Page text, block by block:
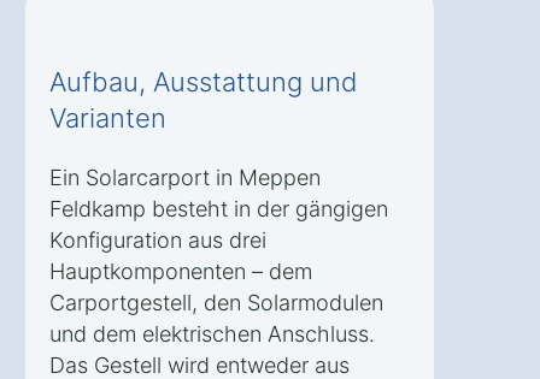
Aufbau, Ausstattung und
Varianten
Ein Solarcarport in Meppen
Feldkamp besteht in der gängigen
Konfiguration aus drei
Hauptkomponenten – dem
Carportgestell, den Solarmodulen
und dem elektrischen Anschluss.
Das Gestell wird entweder aus